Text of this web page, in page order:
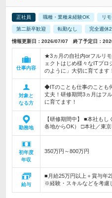
正社員 職種・業種未経験OK リ
第二新卒歓迎 転勤なし 完全週休
情報更新日：2026/07/07 終了予定日：
仕事内容
★3ヵ月の自社内orフルリ
ェクトはじめ様々なITプロ
のように」大切に育てます！
対象と
なる方
◆ITのことも仕事のことも
丈夫！研修期間3ヵ月はフ
に育てます！
勤務地
【研修期間中】 ■本社も
各地からOK） □本社／東
初年度
年収
350万円～800万円
給与
■月給25万円以上＋賞与年2
※経験・スキルなどを考慮